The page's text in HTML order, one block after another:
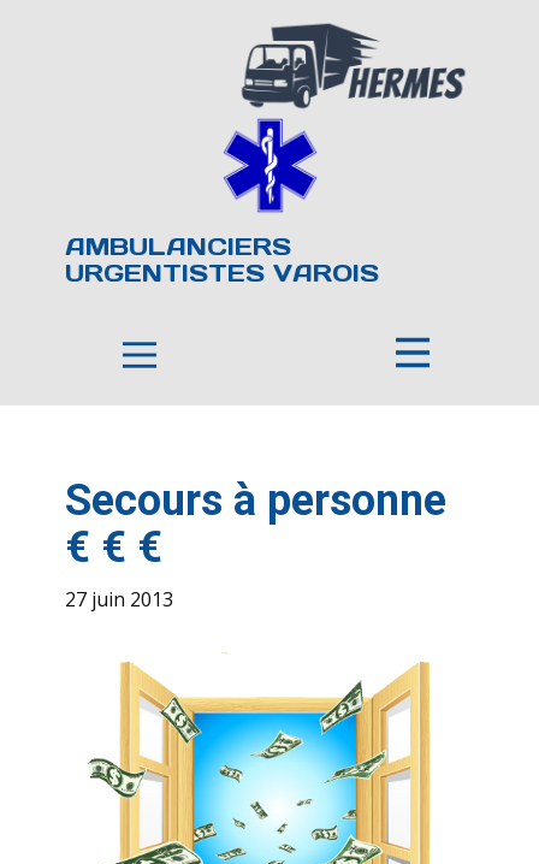
AMBULANCIERS
URGENTISTES VAROIS
Secours à personne
€ € €
27 juin 2013